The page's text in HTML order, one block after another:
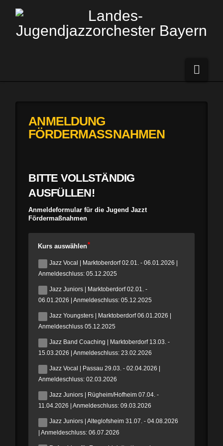
ANMELDUNG
FÖRDERMASSNAHMEN
BITTE VOLLSTÄNDIG
AUSFÜLLEN!
Anmeldeformular für die Jugend Jazzt
Fördermaßnahmen
Kurs auswählen
Jazz Vocal | Marktoberdorf 02.01. - 06.01.2026 |
Anmeldeschluss: 05.12.2025
Jazz Juniors | Marktoberdorf 02.01. -
06.01.2026 | Anmeldeschluss: 05.12.2025
Jazz Youngsters | Marktoberdorf 06.01.2026 |
Anmeldeschluss 05.12.2025
Jazz Band Coaching | Marktoberdorf 13.03. -
15.03.2026 | Anmeldeschluss: 23.02.2026
Jazz Vocal | Passau 29.03. - 02.04.2026 |
Anmeldeschluss: 02.03.2026
Jazz Juniors | Rügheim/Hofheim 07.04. -
11.04.2026 | Anmeldeschluss: 09.03.2026
Jazz Juniors | Alteglofsheim 31.07. - 04.08.2026
| Anmeldeschluss: 06.07.2026